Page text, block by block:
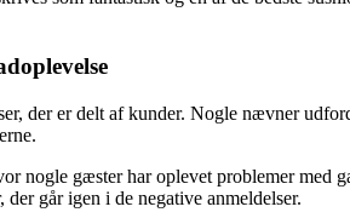
der er delt af kunder. Nogle nævner
nogle gæster har oplevet problemer med
går igen i de negative anmeldelser.